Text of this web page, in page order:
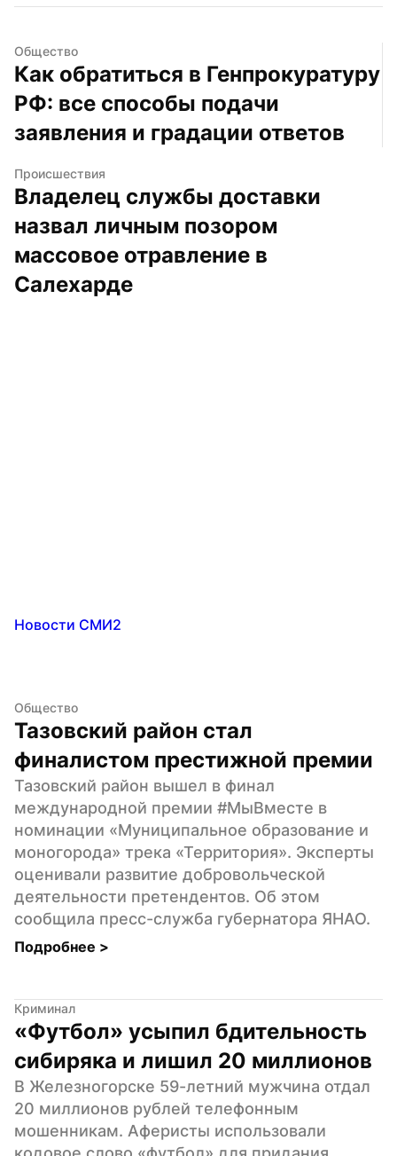
Общество
Как обратиться в Генпрокуратуру
РФ: все способы подачи
заявления и градации ответов
Происшествия
Владелец службы доставки
назвал личным позором
массовое отравление в
Салехарде
Новости СМИ2
Общество
Тазовский район стал
финалистом престижной премии
Тазовский район вышел в финал
международной премии #МыВместе в
номинации «Муниципальное образование и
моногорода» трека «Территория». Эксперты
оценивали развитие добровольческой
деятельности претендентов. Об этом
сообщила пресс-служба губернатора ЯНАО.
Подробнее >
Криминал
«Футбол» усыпил бдительность
сибиряка и лишил 20 миллионов
В Железногорске 59-летний мужчина отдал
20 миллионов рублей телефонным
мошенникам. Аферисты использовали